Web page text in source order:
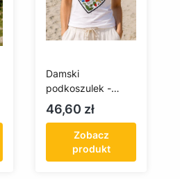
Damski
podkoszulek -
kociewskie serce
Cena
46,60 zł
Zobacz
produkt